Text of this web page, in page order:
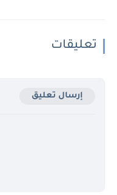
تعليقات
إرسال تعليق